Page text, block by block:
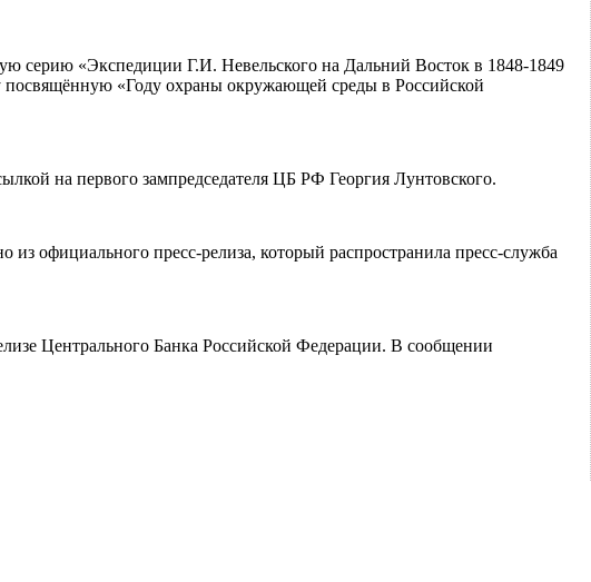
серию «Экспедиции Г.И. Невельского на Дальний Восток в 1848-1849
«Году охраны окружающей среды в Российской
на первого зампредседателя ЦБ РФ Георгия Лунтовского.
из официального пресс-релиза, который распространила пресс-служба
Центрального Банка Российской Федерации. В сообщении